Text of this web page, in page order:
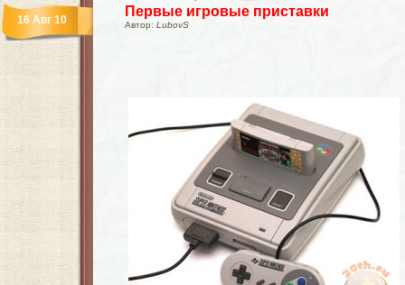
Первые игровые приставки
Автор: LubovS
16 Авг 10